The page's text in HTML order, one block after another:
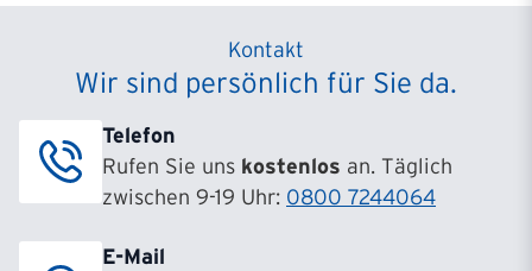
Kontakt
Wir sind persönlich für Sie da.
Telefon
Rufen Sie uns kostenlos an. Täglich
zwischen 9-19 Uhr: 0800 7244064
E-Mail